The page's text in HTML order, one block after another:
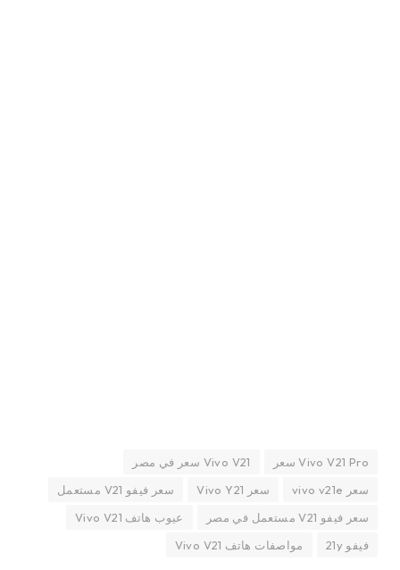
Vivo V21 Pro سعر
Vivo V21 سعر في مصر
سعر vivo v21e
سعر Vivo Y21
سعر فيفو V21 مستعمل
سعر فيفو V21 مستعمل في مصر
عيوب هاتف Vivo V21
فيفو 21y
مواصفات هاتف Vivo V21